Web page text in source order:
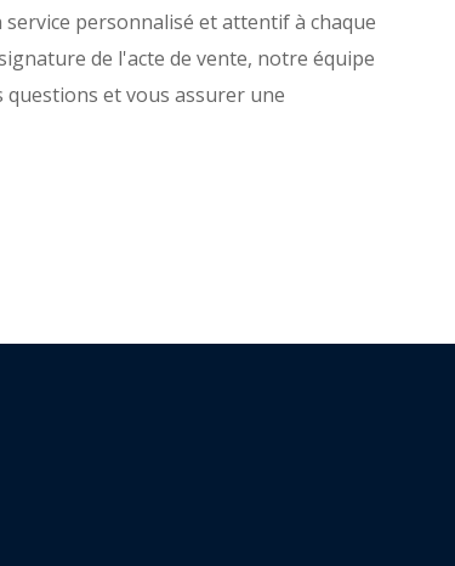
personnalisé et attentif à chaque
de l'acte de vente, notre équipe
et vous assurer une